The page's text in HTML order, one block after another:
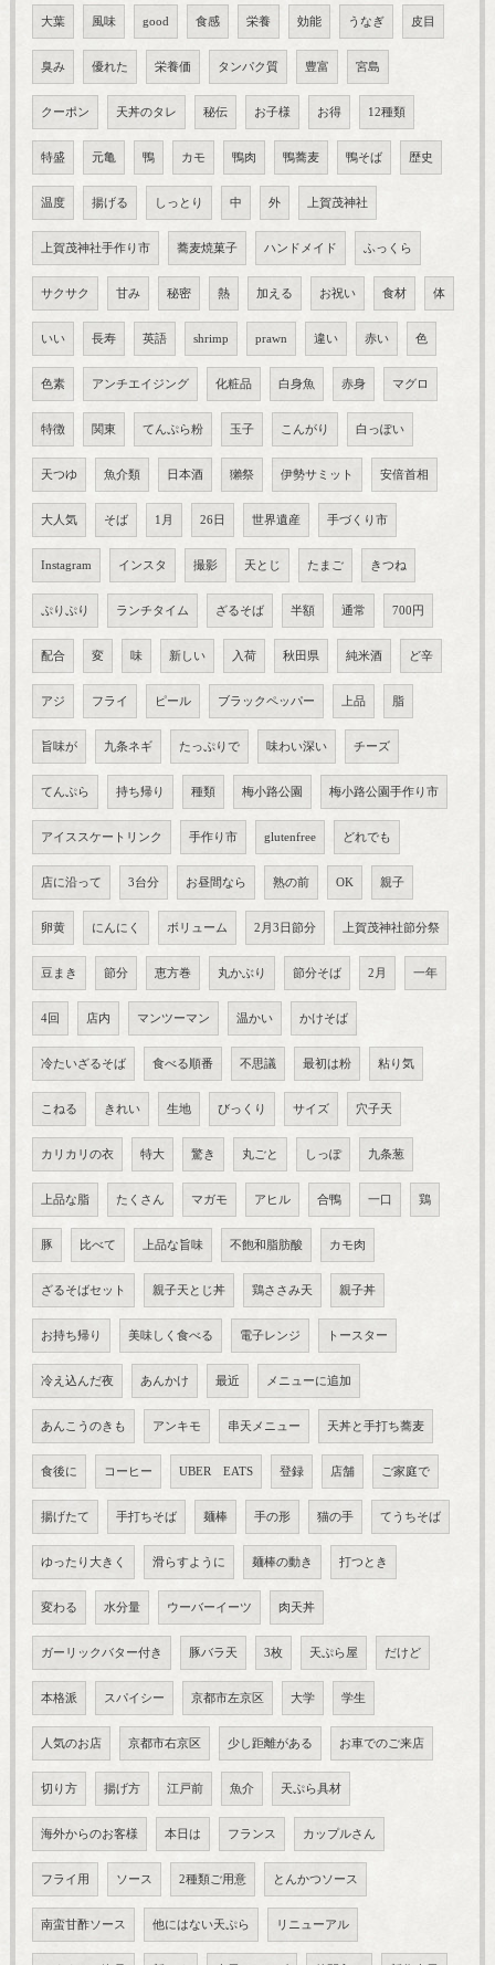
大葉 風味 good 食感 栄養 効能 うなぎ 皮目
臭み 優れた 栄養価 タンパク質 豊富 宮島
クーポン 天丼のタレ 秘伝 お子様 お得 12種類
特盛 元亀 鴨 カモ 鴨肉 鴨蕎麦 鴨そば 歴史
温度 揚げる しっとり 中 外 上賀茂神社
上賀茂神社手作り市 蕎麦焼菓子 ハンドメイド ふっくら
サクサク 甘み 秘密 熱 加える お祝い 食材 体
いい 長寿 英語 shrimp prawn 違い 赤い 色
色素 アンチエイジング 化粧品 白身魚 赤身 マグロ
特徴 関東 てんぷら粉 玉子 こんがり 白っぽい
天つゆ 魚介類 日本酒 獺祭 伊勢サミット 安倍首相
大人気 そば 1月 26日 世界遺産 手づくり市
Instagram インスタ 撮影 天とじ たまご きつね
ぷりぷり ランチタイム ざるそば 半額 通常 700円
配合 変 味 新しい 入荷 秋田県 純米酒 ど辛
アジ フライ ピール ブラックペッパー 上品 脂
旨味が 九条ネギ たっぷりで 味わい深い チーズ
てんぷら 持ち帰り 種類 梅小路公園 梅小路公園手作り市
アイススケートリンク 手作り市 glutenfree どれでも
店に沿って 3台分 お昼間なら 熟の前 OK 親子
卵黄 にんにく ボリューム 2月3日節分 上賀茂神社節分祭
豆まき 節分 恵方巻 丸かぶり 節分そば 2月 一年
4回 店内 マンツーマン 温かい かけそば
冷たいざるそば 食べる順番 不思議 最初は粉 粘り気
こねる きれい 生地 びっくり サイズ 穴子天
カリカリの衣 特大 驚き 丸ごと しっぽ 九条葱
上品な脂 たくさん マガモ アヒル 合鴨 一口 鶏
豚 比べて 上品な旨味 不飽和脂肪酸 カモ肉
ざるそばセット 親子天とじ丼 鶏ささみ天 親子丼
お持ち帰り 美味しく食べる 電子レンジ トースター
冷え込んだ夜 あんかけ 最近 メニューに追加
あんこうのきも アンキモ 串天メニュー 天丼と手打ち蕎麦
食後に コーヒー UBER EATS 登録 店舗 ご家庭で
揚げたて 手打ちそば 麺棒 手の形 猫の手 てうちそば
ゆったり大きく 滑らすように 麺棒の動き 打つとき
変わる 水分量 ウーバーイーツ 肉天丼
ガーリックバター付き 豚バラ天 3枚 天ぷら屋 だけど
本格派 スパイシー 京都市左京区 大学 学生
人気のお店 京都市右京区 少し距離がある お車でのご来店
切り方 揚げ方 江戸前 魚介 天ぷら具材
海外からのお客様 本日は フランス カップルさん
フライ用 ソース 2種類ご用意 とんかつソース
南蛮甘酢ソース 他にはない天ぷら リニューアル